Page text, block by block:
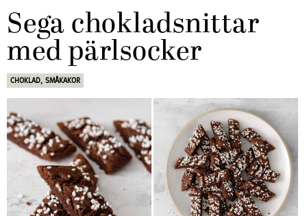
Sega chokladsnittar
med pärlsocker
CHOKLAD, SMÅKAKOR